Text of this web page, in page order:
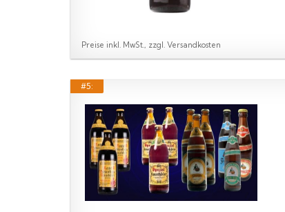
Preise inkl. MwSt., zzgl. Versandkosten
#5: